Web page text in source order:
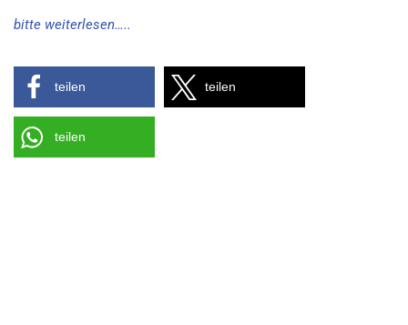
bitte weiterlesen…..
teilen teilen
teilen